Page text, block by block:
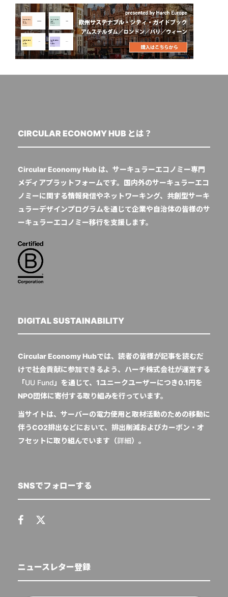
CIRCULAR ECONOMY HUB とは？
Circular Economy Hub は、サーキュラーエコノミー専門
メディアプラットフォームです。国内外のサーキュラーエコ
ノミーに関する情報発信やネットワーキング、共創型サーキ
ュラーデザインプログラムを通じて企業や自治体の皆様のサ
ーキュラーエコノミー移行を支援します。
DIGITAL SUSTAINABILITY
Circular Economy Hubでは、読者の皆様が記事を読むだ
けで社会貢献に参加できるよう、ハーチ株式会社が運営する
「UU Fund 」を通じて、1ユニークユーザーにつき0.1円を
NPO団体に寄付する取り組みを行っています。
当サイトは、サーバーの電力使用と取材活動のための移動に
伴うCO2排出などにおいて、排出削減およびカーボン・オ
フセットに取り組んでいます（詳細）。
SNSでフォローする
ニュースレター登録